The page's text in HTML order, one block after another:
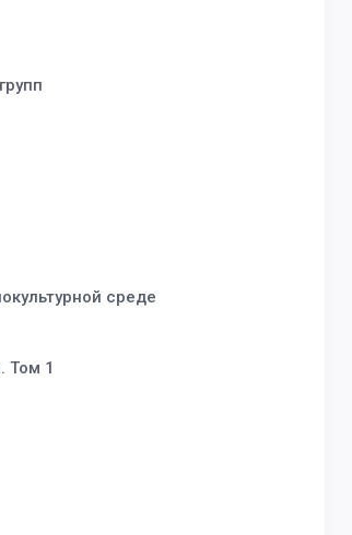
среде
Том 1